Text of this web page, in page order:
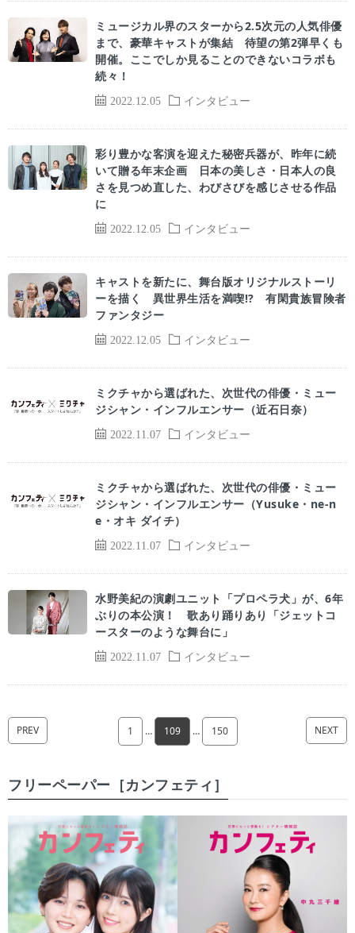
2022.12.05 インタビュー
ミュージカル界のスターから2.5次元の人気俳優
まで、豪華キャストが集結 待望の第2弾早くも
開催。ここでしか見ることのできないコラボも
続々！
2022.12.05 インタビュー
彩り豊かな客演を迎えた秘密兵器が、昨年に続
いて贈る年末企画 日本の美しさ・日本人の良
さを見つめ直した、わびさびを感じさせる作品
に
2022.12.05 インタビュー
キャストを新たに、舞台版オリジナルストーリ
ーを描く 異世界生活を満喫!? 有閑貴族冒険者
ファンタジー
2022.11.07 インタビュー
ミクチャから選ばれた、次世代の俳優・ミュー
ジシャン・インフルエンサー（近石日奈）
2022.11.07 インタビュー
ミクチャから選ばれた、次世代の俳優・ミュー
ジシャン・インフルエンサー（Yusuke・ne-n
e・オキ ダイチ）
2022.11.07 インタビュー
水野美紀の演劇ユニット「プロペラ犬」が、6年
ぶりの本公演！ 歌あり踊りあり「ジェットコ
ースターのような舞台に」
PREV 1 … 109 … 150 NEXT
フリーペーパー［カンフェティ］